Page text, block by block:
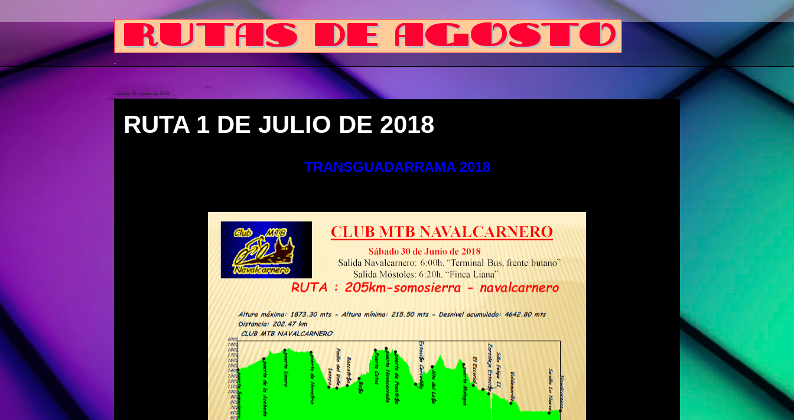
.
sábado, 30 de junio de 2018
RUTA 1 DE JULIO DE 2018
TRANSGUADARRAMA 2018